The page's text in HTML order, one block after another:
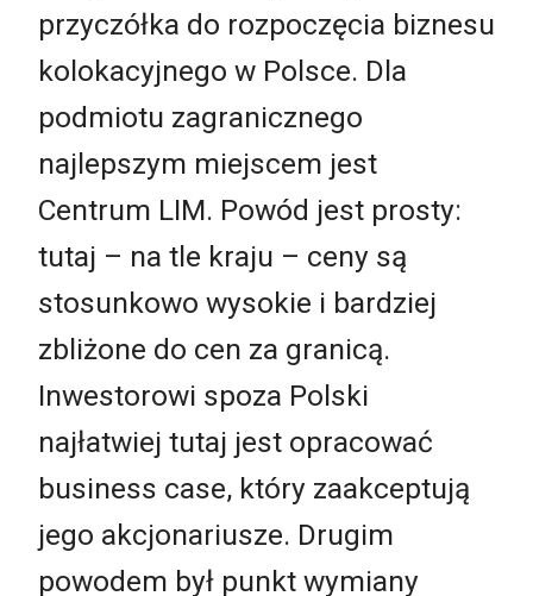
przyczółka do rozpoczęcia biznesu
kolokacyjnego w Polsce. Dla
podmiotu zagranicznego
najlepszym miejscem jest
Centrum LIM. Powód jest prosty:
tutaj – na tle kraju – ceny są
stosunkowo wysokie i bardziej
zbliżone do cen za granicą.
Inwestorowi spoza Polski
najłatwiej tutaj jest opracować
business case, który zaakceptują
jego akcjonariusze. Drugim
powodem był punkt wymiany